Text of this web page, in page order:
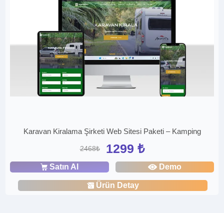
Karavan Kiralama Şirketi Web Sitesi Paketi – Kamping
2468₺ 1299 ₺
Satın Al Demo
Ürün Detay